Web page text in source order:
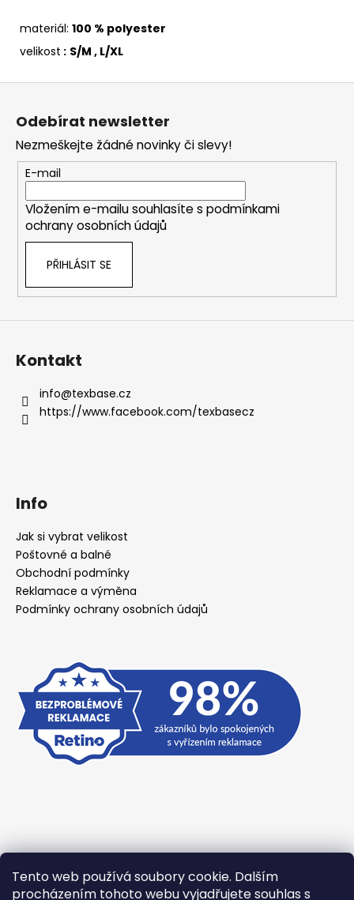
Tento web používá soubory cookie. Dalším
procházením tohoto webu vyjadřujete souhlas s
materiál: 100 % polyester
velikost : S/M , L/XL
Odebírat newsletter
Nezmeškejte žádné novinky či slevy!
E-mail
Vložením e-mailu souhlasíte s podmínkami
ochrany osobních údajů
PŘIHLÁSIT SE
Kontakt
info@texbase.cz
https://www.facebook.com/texbasecz
Info
Jak si vybrat velikost
Poštovné a balné
Obchodní podmínky
Reklamace a výměna
Podmínky ochrany osobních údajů
Přijímáme online platby